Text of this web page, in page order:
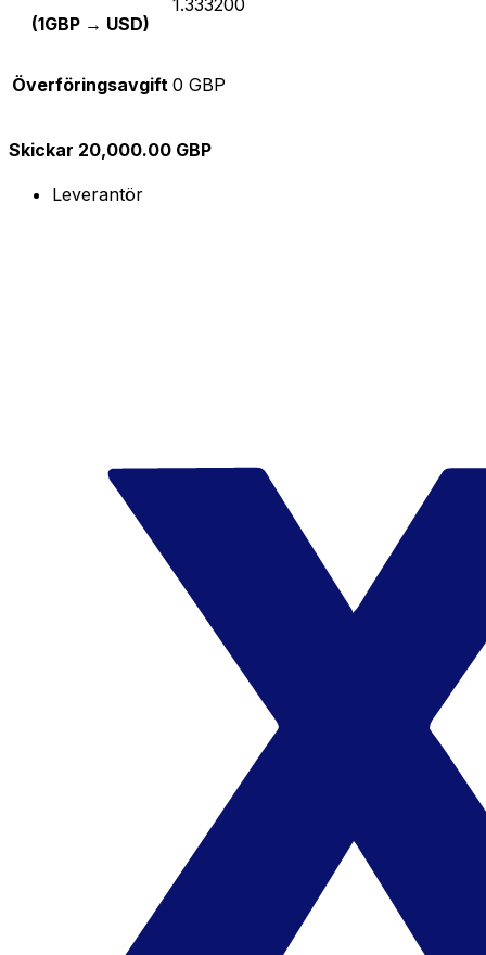
(1GBP → USD)
Överföringsavgift 0 GBP
Skickar 20,000.00 GBP
Leverantör